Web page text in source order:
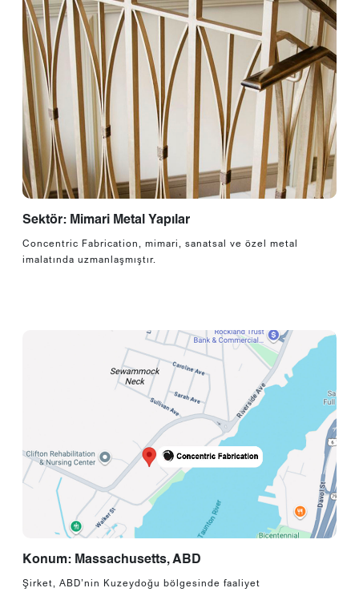
Sektör: Mimari Metal Yapılar
Concentric Fabrication, mimari, sanatsal ve özel metal
imalatında uzmanlaşmıştır.
Konum: Massachusetts, ABD
Şirket, ABD’nin Kuzeydoğu bölgesinde faaliyet